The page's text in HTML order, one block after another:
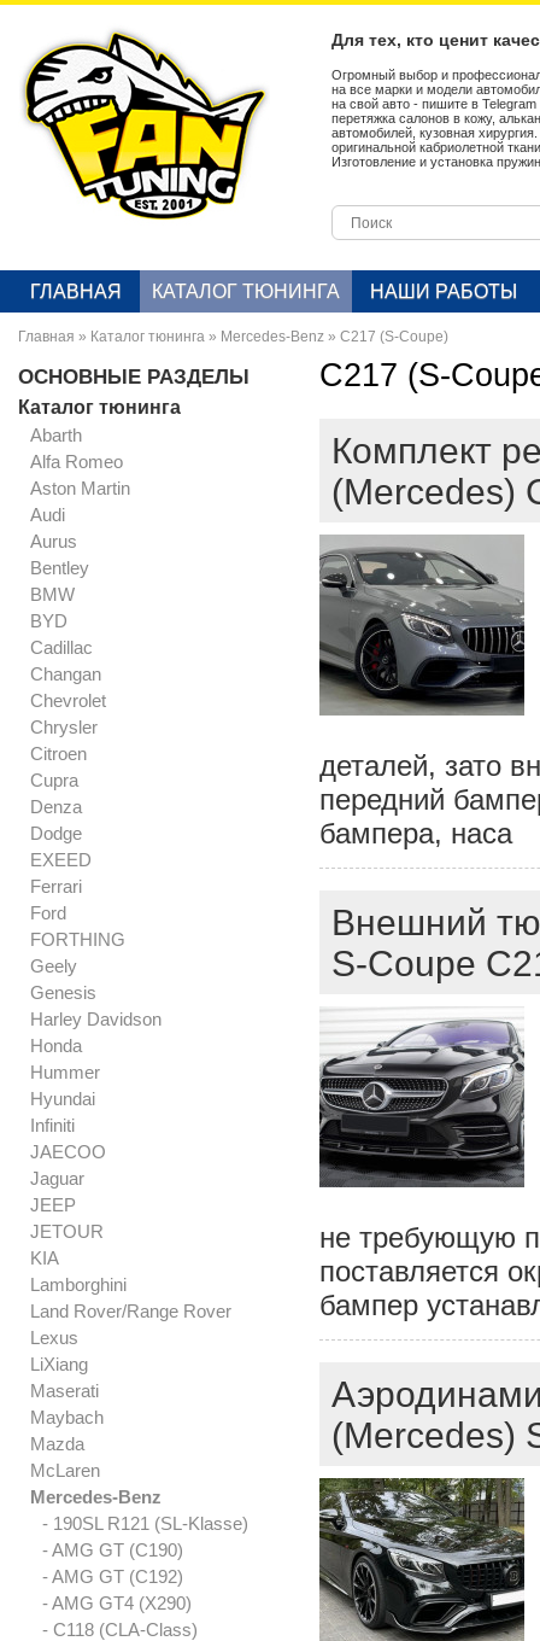
Для тех, кто ценит
Огромный выбор и
на все марки и модели
на свой авто - пишите в
перетяжка салонов в кожу,
автомобилей, кузовная
оригинальной кабриолетной
Изготовление и установка
ГЛАВНАЯ КАТАЛОГ ТЮНИНГА НАШИ РАБОТЫ
Главная » Каталог тюнинга » Mercedes-Benz » C217 (S-Coupe)
ОСНОВНЫЕ РАЗДЕЛЫ
Каталог тюнинга
Abarth
Alfa Romeo
Aston Martin
Audi
Aurus
Bentley
BMW
BYD
Cadillac
Changan
Chevrolet
Chrysler
Citroen
Cupra
Denza
Dodge
EXEED
Ferrari
Ford
FORTHING
Geely
Genesis
Harley Davidson
Honda
Hummer
Hyundai
Infiniti
JAECOO
Jaguar
JEEP
JETOUR
KIA
Lamborghini
Land Rover/Range Rover
Lexus
LiXiang
Maserati
Maybach
Mazda
McLaren
Mercedes-Benz
- 190SL R121 (SL-Klasse)
- AMG GT (C190)
- AMG GT (C192)
- AMG GT4 (X290)
- C118 (CLA-Class)
C217 (S-
Комплект
(Mercedes)
деталей, зато
передний
бампера, наса
Внешний
S-Coupe
не требующую
поставляется
бампер
(Mercedes)